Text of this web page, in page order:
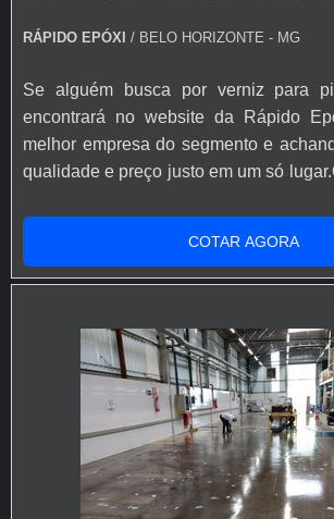
RÁPIDO EPÓXI / BELO HORIZONTE - MG
Se alguém busca por verniz para
encontrará no website da Rápido
melhor empresa do segmento e
qualidade e preço justo em um só
cliente poderá encontrar excelente
soluções eficazes para acessórios e
aplicação de base epóxi.MAIS
COTAR AGORA